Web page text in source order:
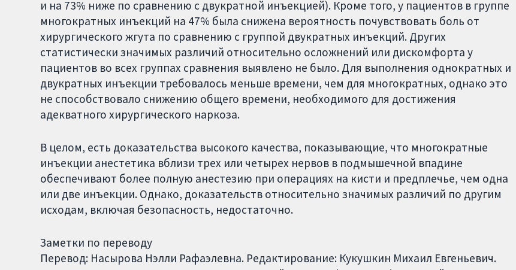
и на 73% ниже по сравнению с двукратной инъекцией). Кроме того, у пациентов в группе
многократных инъекций на 47% была снижена вероятность почувствовать боль от
хирургического жгута по сравнению с группой двукратных инъекций. Других
статистически значимых различий относительно осложнений или дискомфорта у
пациентов во всех группах сравнения выявлено не было. Для выполнения однократных и
двукратных инъекции требовалось меньше времени, чем для многократных, однако это
не способствовало снижению общего времени, необходимого для достижения
адекватного хирургического наркоза.
В целом, есть доказательства высокого качества, показывающие, что многократные
инъекции анестетика вблизи трех или четырех нервов в подмышечной впадине
обеспечивают более полную анестезию при операциях на кисти и предплечье, чем одна
или две инъекции. Однако, доказательств относительно значимых различий по другим
исходам, включая безопасность, недостаточно.
Заметки по переводу
Перевод: Насырова Нэлли Рафаэлевна. Редактирование: Кукушкин Михаил Евгеньевич.